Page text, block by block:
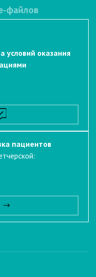
файлов
условий оказания
пациентов